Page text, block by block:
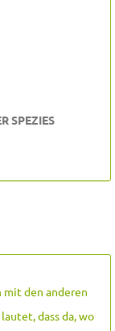
SPEZIES
mit den anderen
dass da, wo